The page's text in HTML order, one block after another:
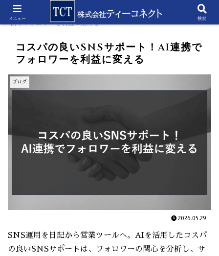
ホーム ブログ
コスパの良いSNSサポート！AI連
携でフォロワーを利益に変える
コスパの良いSNSサポート！AI連携で
フォロワーを利益に変える
ブログ
2026.05.29
SNS運用を日記から営業ツールへ。AIを活用したコスパ
の良いSNSサポートは、フォロワーの関心を分析し、サ
メニュー 検索